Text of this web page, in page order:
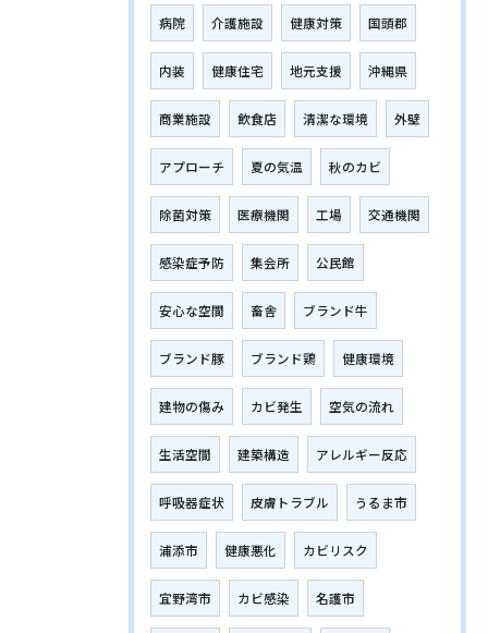
病院 介護施設 健康対策 国頭郡
内装 健康住宅 地元支援 沖縄県
商業施設 飲食店 清潔な環境 外壁
アプローチ 夏の気温 秋のカビ
除菌対策 医療機関 工場 交通機関
感染症予防 集会所 公民館
安心な空間 畜舎 ブランド牛
ブランド豚 ブランド鶏 健康環境
建物の傷み カビ発生 空気の流れ
生活空間 建築構造 アレルギー反応
呼吸器症状 皮膚トラブル うるま市
浦添市 健康悪化 カビリスク
宜野湾市 カビ感染 名護市